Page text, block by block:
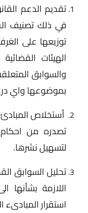
تقديم الدعم
في ذلك تصنيف
توزيعها على
الهيئات
والسوابق
بموضوعها واي
أستخلاص المبادئ
تصدره من احكام
لتسهيل نشرها.
تحليل السوابق
اللازمة
استقرار المبادىء